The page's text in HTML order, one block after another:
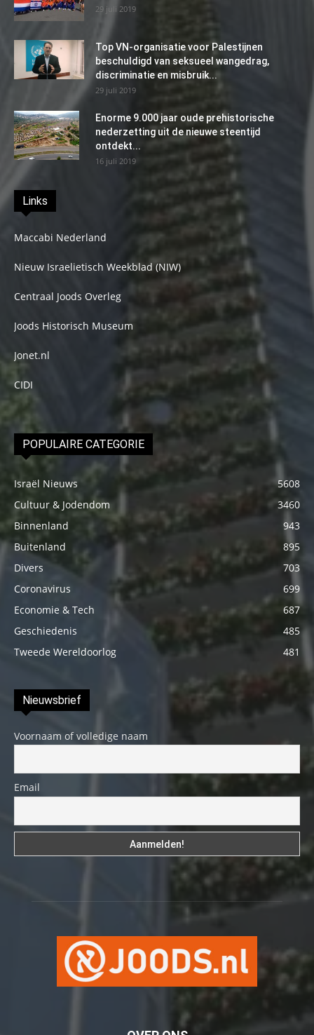
29 juli 2019
Top VN-organisatie voor Palestijnen
beschuldigd van seksueel wangedrag,
discriminatie en misbruik...
29 juli 2019
Enorme 9.000 jaar oude prehistorische
nederzetting uit de nieuwe steentijd
ontdekt...
16 juli 2019
Links
Maccabi Nederland
Nieuw Israelietisch Weekblad (NIW)
Centraal Joods Overleg
Joods Historisch Museum
Jonet.nl
CIDI
POPULAIRE CATEGORIE
Israël Nieuws
5608
Cultuur & Jodendom
3460
Binnenland
943
Buitenland
895
Divers
703
Coronavirus
699
Economie & Tech
687
Geschiedenis
485
Tweede Wereldoorlog
481
Nieuwsbrief
Voornaam of volledige naam
Email